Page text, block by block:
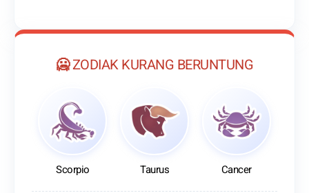
🥶 ZODIAK KURANG BERUNTUNG
Scorpio Taurus Cancer